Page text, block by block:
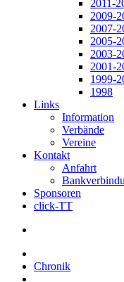
2011-
2009-
2007-
2005-
2003-
2001-
1999-
1998
Links
Information
Verbände
Vereine
Kontakt
Anfahrt
Sponsoren
click-TT
Chronik